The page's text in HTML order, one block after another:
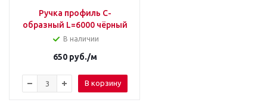
Ручка профиль С-
образный L=6000 чёрный
В наличии
650руб./м
В корзину